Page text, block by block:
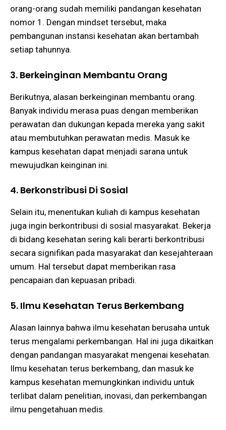
orang-orang sudah memiliki pandangan kesehatan
nomor 1. Dengan mindset tersebut, maka
pembangunan instansi kesehatan akan bertambah
setiap tahunnya.
3. Berkeinginan Membantu Orang
Berikutnya, alasan berkeinginan membantu orang.
Banyak individu merasa puas dengan memberikan
perawatan dan dukungan kepada mereka yang sakit
atau membutuhkan perawatan medis. Masuk ke
kampus kesehatan dapat menjadi sarana untuk
mewujudkan keinginan ini.
4. Berkonstribusi Di Sosial
Selain itu, menentukan kuliah di kampus kesehatan
juga ingin berkontribusi di sosial masyarakat. Bekerja
di bidang kesehatan sering kali berarti berkontribusi
secara signifikan pada masyarakat dan kesejahteraan
umum. Hal tersebut dapat memberikan rasa
pencapaian dan kepuasan pribadi.
5. Ilmu Kesehatan Terus Berkembang
Alasan lainnya bahwa ilmu kesehatan berusaha untuk
terus mengalami perkembangan. Hal ini juga dikaitkan
dengan pandangan masyarakat mengenai kesehatan.
Ilmu kesehatan terus berkembang, dan masuk ke
kampus kesehatan memungkinkan individu untuk
terlibat dalam penelitian, inovasi, dan perkembangan
ilmu pengetahuan medis.